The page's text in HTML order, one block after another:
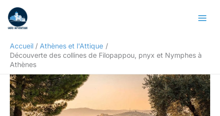
contenu
Accueil
Athènes et l'Attique
Découverte des collines de Filopappou, pnyx et Nymphes à
Athènes
Rechercher